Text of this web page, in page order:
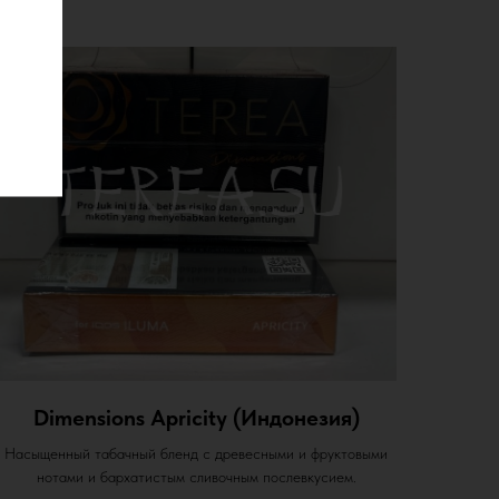
Dimensions Apricity (Индонезия)
Насыщенный табачный бленд с древесными и фруктовыми
нотами и бархатистым сливочным послевкусием.